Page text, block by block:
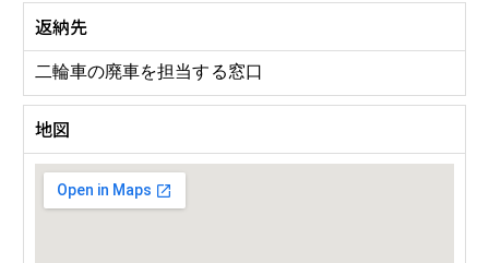
返納先
二輪車の廃車を担当する窓口
地図